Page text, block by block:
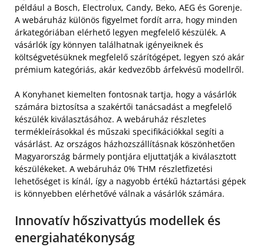
például a Bosch, Electrolux, Candy, Beko, AEG és Gorenje.
A webáruház különös figyelmet fordít arra, hogy minden
árkategóriában elérhető legyen megfelelő készülék. A
vásárlók így könnyen találhatnak igényeiknek és
költségvetésüknek megfelelő szárítógépet, legyen szó akár
prémium kategóriás, akár kedvezőbb árfekvésű modellről.
A Konyhanet kiemelten fontosnak tartja, hogy a vásárlók
számára biztosítsa a szakértői tanácsadást a megfelelő
készülék kiválasztásához. A webáruház részletes
termékleírásokkal és műszaki specifikációkkal segíti a
vásárlást. Az országos házhozszállításnak köszönhetően
Magyarország bármely pontjára eljuttatják a kiválasztott
készülékeket. A webáruház 0% THM részletfizetési
lehetőséget is kínál, így a nagyobb értékű háztartási gépek
is könnyebben elérhetővé válnak a vásárlók számára.
Innovatív hőszivattyús modellek és
energiahatékonyság